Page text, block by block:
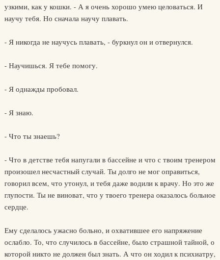
узкими, как у кошки. - А я очень хорошо умею целоваться. И
научу тебя. Но сначала научу плавать.
- Я никогда не научусь плавать, - буркнул он и отвернулся.
- Научишься. Я тебе помогу.
- Я однажды пробовал.
- Я знаю.
- Что ты знаешь?
- Что в детстве тебя напугали в бассейне и что с твоим тренером
произошел несчастный случай. Ты долго не мог оправиться,
говорил всем, что утонул, и тебя даже водили к врачу. Но это же
глупости. Ты не виноват, что у твоего тренера оказалось больное
сердце.
Ему сделалось ужасно больно, и охватившее его напряжение
ослабло. То, что случилось в бассейне, было страшной тайной, о
которой никто не должен был знать. А что он ходил к психиатру,